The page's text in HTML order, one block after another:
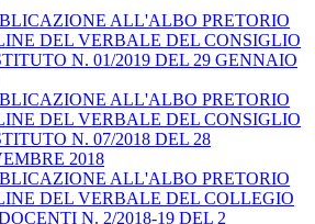
ALL'ALBO PRETORIO
DEL VERBALE DEL CONSIGLIO
N. 01/2019 DEL 29 GENNAIO
ALL'ALBO PRETORIO
DEL VERBALE DEL CONSIGLIO
N. 07/2018 DEL 28
2018
ALL'ALBO PRETORIO
DEL VERBALE DEL COLLEGIO
N. 2/2018-19 DEL 2